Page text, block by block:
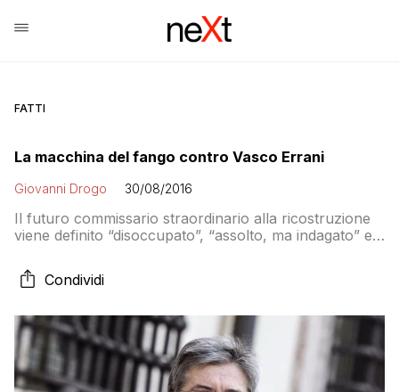
FATTI
La macchina del fango contro Vasco Errani
Giovanni Drogo 30/08/2016
Il futuro commissario straordinario alla ricostruzione
viene definito “disoccupato”, “assolto, ma indagato” e
esperienza. Eppure Errani ha guidato, proprio in
qualità di commissario, le prime fasi della ricostruzione
dicono che…
Condividi